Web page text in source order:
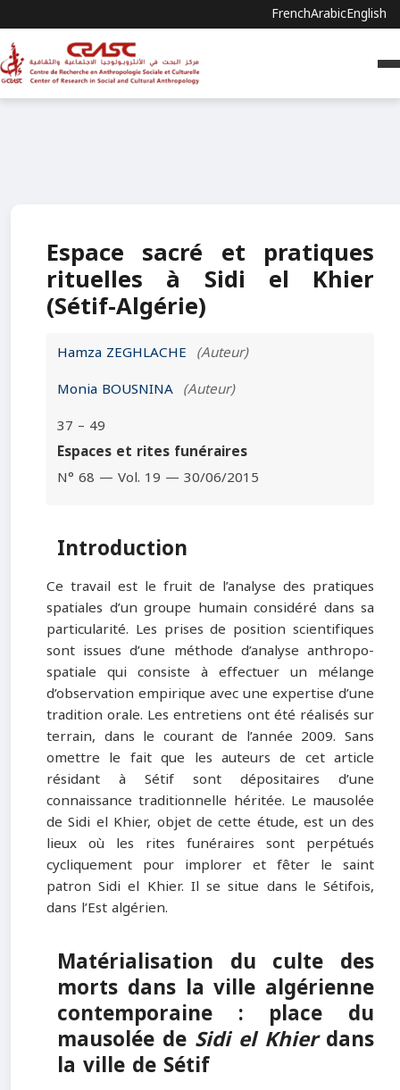
FrenchArabicEnglish
Espace sacré et pratiques
rituelles à Sidi el Khier
(Sétif-Algérie)
Hamza ZEGHLACHE (Auteur)
Monia BOUSNINA (Auteur)
37 – 49
Espaces et rites funéraires
N° 68 — Vol. 19 — 30/06/2015
Introduction
Ce travail est le fruit de l’analyse des pratiques
spatiales d’un groupe humain considéré dans sa
particularité. Les prises de position scientifiques
sont issues d’une méthode d’analyse anthropo-
spatiale qui consiste à effectuer un mélange
d’observation empirique avec une expertise d’une
tradition orale. Les entretiens ont été réalisés sur
terrain, dans le courant de l’année 2009. Sans
omettre le fait que les auteurs de cet article
résidant à Sétif sont dépositaires d’une
connaissance traditionnelle héritée. Le mausolée
de Sidi el Khier, objet de cette étude, est un des
lieux où les rites funéraires sont perpétués
cycliquement pour implorer et fêter le saint
patron Sidi el Khier. Il se situe dans le Sétifois,
dans l’Est algérien.
Matérialisation du culte des
morts dans la ville algérienne
contemporaine : place du
mausolée de Sidi el Khierdans
la ville de Sétif